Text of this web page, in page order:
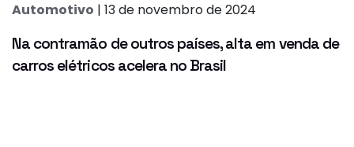
Automotivo | 13 de novembro de 2024
Na contramão de outros países, alta em venda de
carros elétricos acelera no Brasil